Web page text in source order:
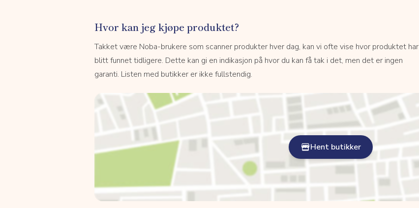
Hvor kan jeg kjøpe produktet?
Takket være Noba-brukere som scanner produkter hver dag, kan vi ofte vise hvor produktet har
blitt funnet tidligere. Dette kan gi en indikasjon på hvor du kan få tak i det, men det er ingen
garanti. Listen med butikker er ikke fullstendig.
Hent butikker